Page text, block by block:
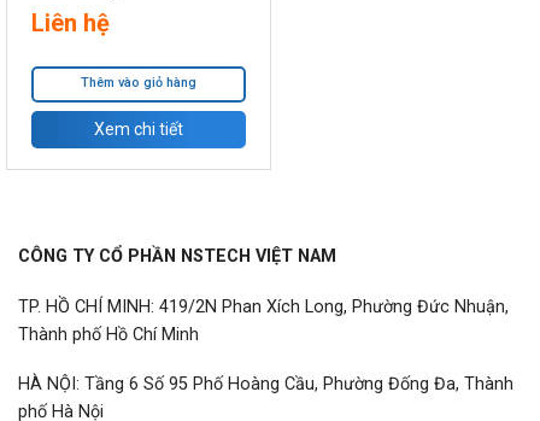
8×3.5″ (Basic)
Liên hệ
Thêm vào giỏ hàng
Xem chi tiết
CÔNG TY CỔ PHẦN NSTECH VIỆT NAM
TP. HỒ CHÍ MINH: 419/2N Phan Xích Long, Phường Đức Nhuận,
Thành phố Hồ Chí Minh
HÀ NỘI: Tầng 6 Số 95 Phố Hoàng Cầu, Phường Đống Đa, Thành
phố Hà Nội